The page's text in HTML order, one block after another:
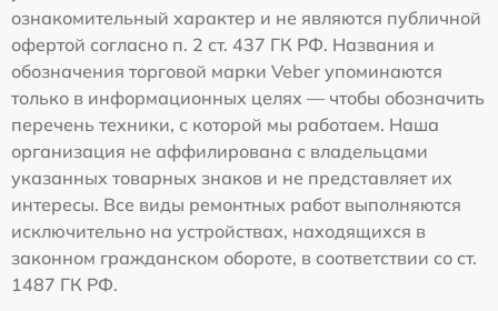
ознакомительный характер и не являются публичной
офертой согласно п. 2 ст. 437 ГК РФ. Названия и
обозначения торговой марки Veber упоминаются
только в информационных целях — чтобы обозначить
перечень техники, с которой мы работаем. Наша
организация не аффилирована с владельцами
указанных товарных знаков и не представляет их
интересы. Все виды ремонтных работ выполняются
исключительно на устройствах, находящихся в
законном гражданском обороте, в соответствии со ст.
1487 ГК РФ.